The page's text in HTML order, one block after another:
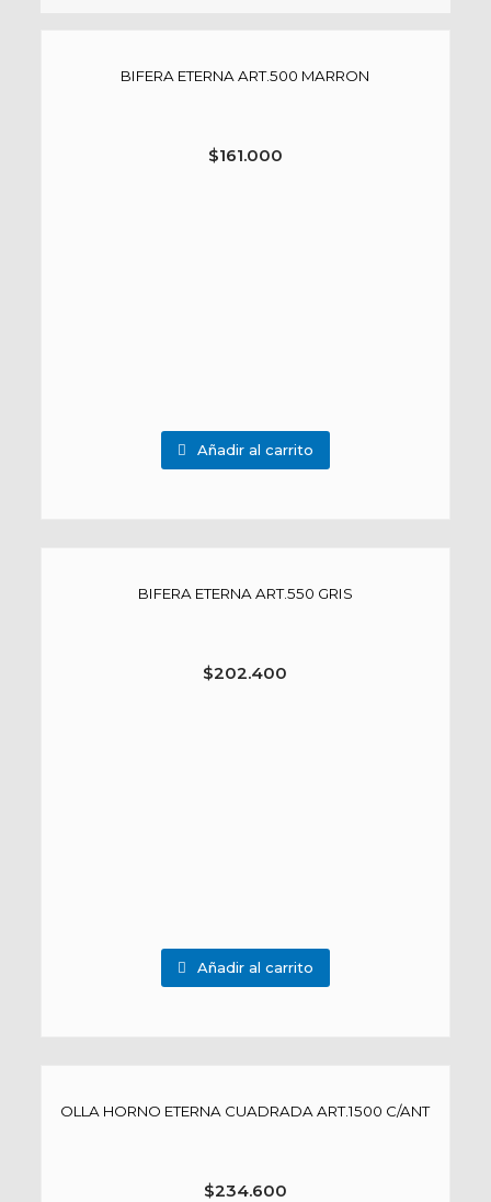
BIFERA ETERNA ART.500 MARRON
$161.000
Añadir al carrito
BIFERA ETERNA ART.550 GRIS
$202.400
Añadir al carrito
OLLA HORNO ETERNA CUADRADA ART.1500 C/ANT
$234.600